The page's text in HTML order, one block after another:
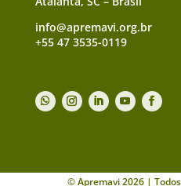
info@apremavi.org.br
+55 47 3535-0119
© Apremavi 2026 |